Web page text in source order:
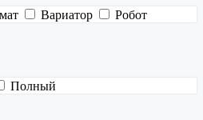
Вариатор
Робот
Полный